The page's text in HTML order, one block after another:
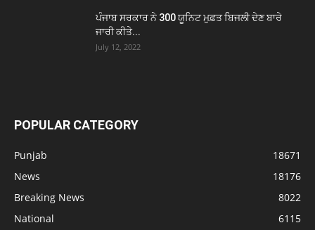
ਪੰਜਾਬ ਸਰਕਾਰ ਨੇ 300 ਯੂਨਿਟ ਮੁਫ਼ਤ ਬਿਜਲੀ ਦੇਣ ਬਾਰੇ
ਜਾਰੀ ਕੀਤੇ...
July 12, 2022
POPULAR CATEGORY
Punjab
18671
News
18176
Breaking News
8022
National
6115